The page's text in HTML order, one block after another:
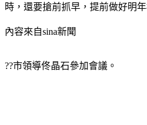
時，還要搶前抓早，提前做好明
內容來自sina新聞
??市領導佟晶石參加會議。